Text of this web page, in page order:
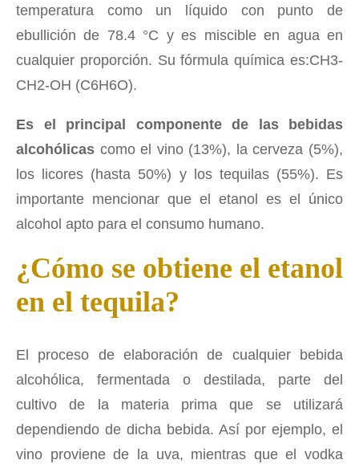
temperatura como un líquido con punto de
ebullición de 78.4 °C y es miscible en agua en
cualquier proporción. Su fórmula química es:CH3-
CH2-OH (C6H6O).
Es el principal componente de las bebidas
alcohólicas como el vino (13%), la cerveza (5%),
los licores (hasta 50%) y los tequilas (55%). Es
importante mencionar que el etanol es el único
alcohol apto para el consumo humano.
¿Cómo se obtiene el etanol
en el tequila?
El proceso de elaboración de cualquier bebida
alcohólica, fermentada o destilada, parte del
cultivo de la materia prima que se utilizará
dependiendo de dicha bebida. Así por ejemplo, el
vino proviene de la uva, mientras que el vodka